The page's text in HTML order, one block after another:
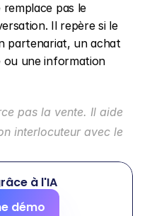
pas le
Il repère si le
partenariat, un achat
ou une information
pas la vente. Il aide
interlocuteur avec le
à l'IA
démo